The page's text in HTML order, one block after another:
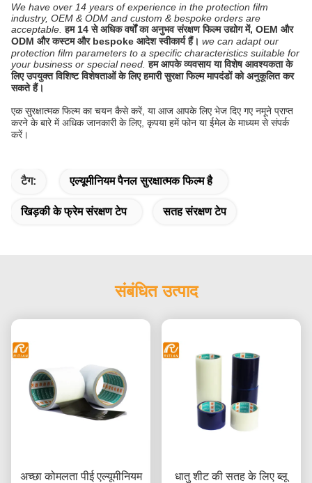
We have over 14 years of experience in the protection film
industry, OEM & ODM and custom & bespoke orders are
acceptable. हम 14 से अधिक वर्षों का अनुभव संरक्षण फिल्म उद्योग में, OEM और
ODM और कस्टम और bespoke आदेश स्वीकार्य हैं। we can adapt our
protection film parameters to a specific characteristics suitable for
your business or special need. हम आपके व्यवसाय या विशेष आवश्यकता के
लिए उपयुक्त विशिष्ट विशेषताओं के लिए हमारी सुरक्षा फिल्म मापदंडों को अनुकूलित कर
सकते हैं।
एक सुरक्षात्मक फिल्म का चयन कैसे करें, या आज आपके लिए भेज दिए गए नमूने प्राप्त
करने के बारे में अधिक जानकारी के लिए, कृपया हमें फोन या ईमेल के माध्यम से संपर्क
करें।
टैग: एल्यूमीनियम पैनल सुरक्षात्मक फिल्म है
खिड़की के फ्रेम संरक्षण टेप सतह संरक्षण टेप
संबंधित उत्पाद
अच्छा कोमलता पीई एल्यूमीनियम
धातु शीट की सतह के लिए ब्लू